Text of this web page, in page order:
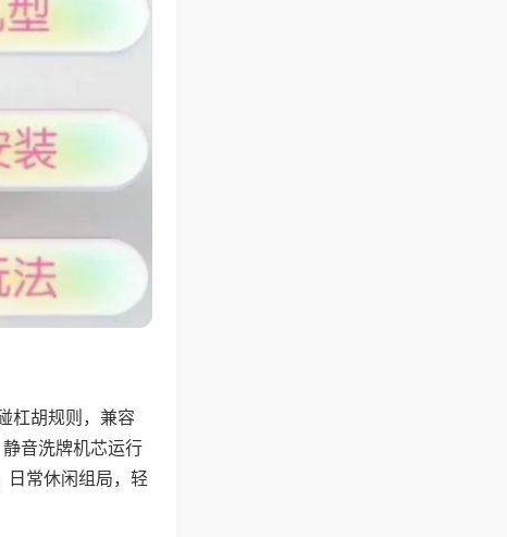
杠胡规则，兼容
音洗牌机芯运行
日常休闲组局，轻